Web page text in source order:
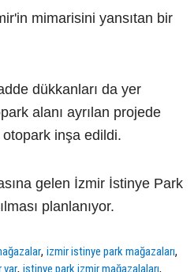
mimarisini yansıtan bir
dükkanları da yer
alanı ayrılan projede
inşa edildi.
gelen İzmir İstinye Park
planlanıyor.
,izmir istinye park mağazaları,
var, istinye park izmir mağazalaları,